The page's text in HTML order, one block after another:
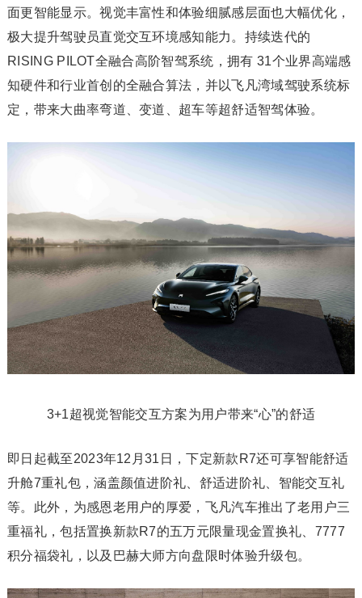
面更智能显示。视觉丰富性和体验细腻感层面也大幅优化，
极大提升驾驶员直觉交互环境感知能力。持续迭代的
RISING PILOT全融合高阶智驾系统，拥有 31个业界高端感
知硬件和行业首创的全融合算法，并以飞凡湾域驾驶系统标
定，带来大曲率弯道、变道、超车等超舒适智驾体验。
3+1超视觉智能交互方案为用户带来“心”的舒适
即日起截至2023年12月31日，下定新款R7还可享智能舒适
升舱7重礼包，涵盖颜值进阶礼、舒适进阶礼、智能交互礼
等。此外，为感恩老用户的厚爱，飞凡汽车推出了老用户三
重福礼，包括置换新款R7的五万元限量现金置换礼、7777
积分福袋礼，以及巴赫大师方向盘限时体验升级包。